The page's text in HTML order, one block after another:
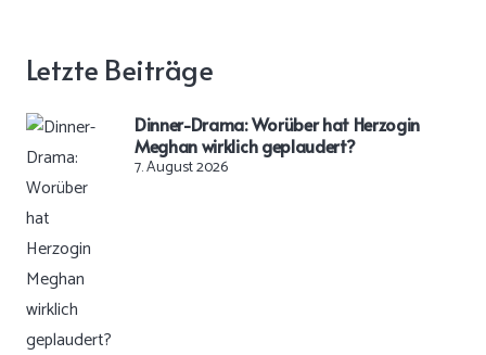
Letzte Beiträge
Dinner-Drama: Worüber hat Herzogin
Meghan wirklich geplaudert?
7. August 2026